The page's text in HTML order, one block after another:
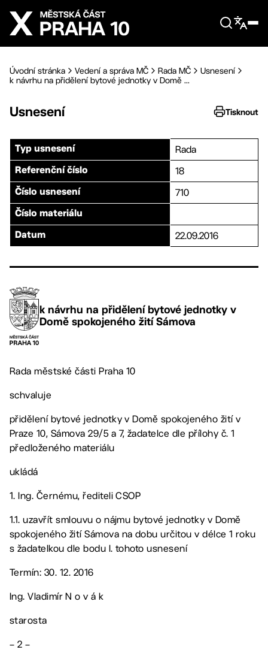
Přejít na hlavní obsah
Úvodní stránka Vedení a správa MČ Rada MČ
Usnesení
k návrhu na přidělení bytové jednotky v Domě ...
Usnesení Tisknout
Typ usnesení Rada
Referenční číslo 18
Číslo usnesení 710
Číslo materiálu
Datum 22.09.2016
k návrhu na přidělení bytové jednotky v
Domě spokojeného žití Sámova
Rada městské části Praha 10
schvaluje
přidělení bytové jednotky v Domě spokojeného žití v
Praze 10, Sámova 29/5 a 7, žadatelce dle přílohy č. 1
předloženého materiálu
ukládá
1. Ing. Černému, řediteli CSOP
1.1. uzavřít smlouvu o nájmu bytové jednotky v Domě
spokojeného žití Sámova na dobu určitou v délce 1 roku
s žadatelkou dle bodu I. tohoto usnesení
Termín: 30. 12. 2016
Ing. Vladimír N o v á k
starosta
– 2 –